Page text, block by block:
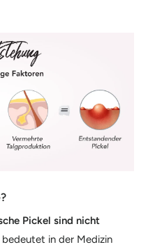
Pickel sind nicht
in der Medizin